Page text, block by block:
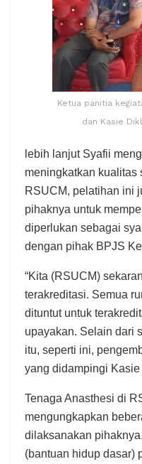
Ketua panitia
dan Kasie
lebih lanjut Syafii
meningkatkan kualitas
RSUCM, pelatihan ini
pihaknya untuk
diperlukan sebagai
dengan pihak BPJS
“Kita (RSUCM)
terakreditasi. Semua
dituntut untuk
upayakan. Selain dari
itu, seperti ini,
yang didampingi
Tenaga Anasthesi di
mengungkapkan
dilaksanakan
(bantuan hidup dasar)